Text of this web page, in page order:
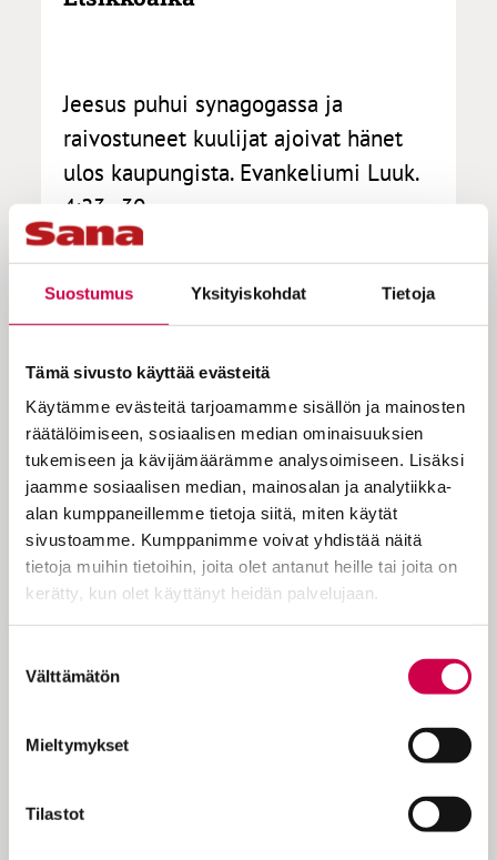
Suostumus Yksityiskohdat Tietoja
Tämä sivusto käyttää evästeitä
Käytämme evästeitä tarjoamamme sisällön ja mainosten
räätälöimiseen, sosiaalisen median ominaisuuksien
tukemiseen ja kävijämäärämme analysoimiseen. Lisäksi
jaamme sosiaalisen median, mainosalan ja analytiikka-
alan kumppaneillemme tietoja siitä, miten käytät
sivustoamme. Kumppanimme voivat yhdistää näitä
tietoja muihin tietoihin, joita olet antanut heille tai joita on
kerätty, kun olet käyttänyt heidän palvelujaan.
valinta
Välttämätön
Mieltymykset
Tilastot
Jeesus puhui synagogassa ja
raivostuneet kuulijat ajoivat hänet
ulos kaupungista. Evankeliumi Luuk.
4:23–30
Etsikkoaika on vakava paikka. Muistan jo
nuoruudesta pohdinnat: Mitä jos
kuule Jumalan kutsua?
Jeesusluki kotikaupunkinsa Nasaretin
synagogassa profetian Herran palvelijasta,
joka ilmoittaa köyhille hyvän sanoman,
julistaa vangituille vapautusta ja sokeille
näkönsä saamista.
– Tänään, teidän kuultenne, on tämä
kirjoitus käynyt toteen, hän sanoi.
Joosefin
maallaan, Jeesus jatkoi ja viittasi profeetta
Eliaan,
joka nälänhädän aikana lähetettiin
profeetta
joka puhdisti spitaalista